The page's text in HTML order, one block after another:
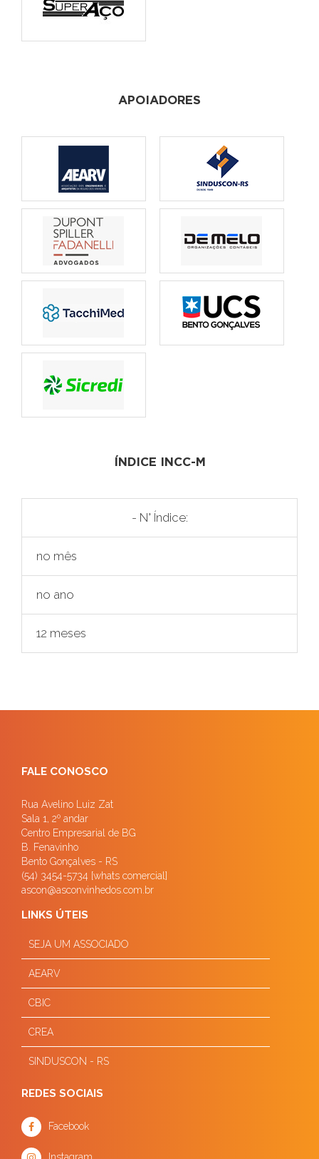
APOIADORES
ÍNDICE INCC-M
- N° Índice:
no mês
no ano
12 meses
FALE CONOSCO
Rua Avelino Luiz Zat
Sala 1, 2º andar
Centro Empresarial de BG
B. Fenavinho
Bento Gonçalves - RS
(54) 3454-5734 [whats comercial]
ascon@asconvinhedos.com.br
LINKS ÚTEIS
SEJA UM ASSOCIADO
AEARV
CBIC
CREA
SINDUSCON - RS
REDES SOCIAIS
Facebook
Instagram